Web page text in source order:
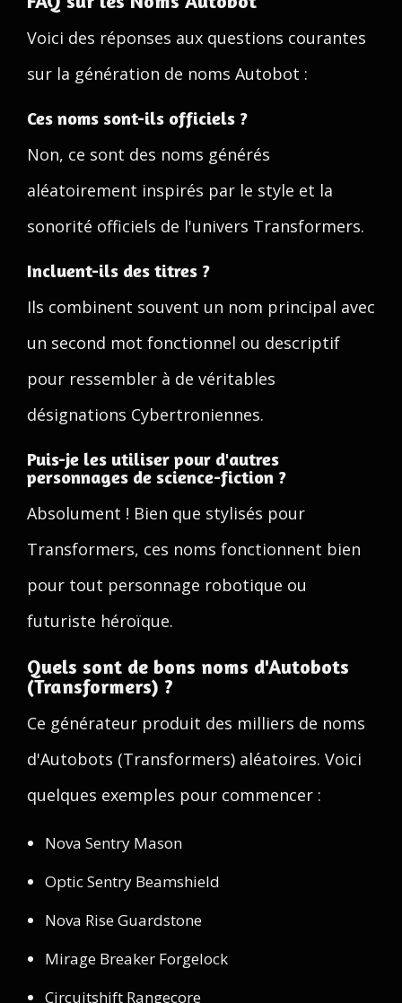
Voici des réponses aux questions courantes
sur la génération de noms Autobot :
Ces noms sont-ils officiels ?
Non, ce sont des noms générés
aléatoirement inspirés par le style et la
sonorité officiels de l'univers Transformers.
Incluent-ils des titres ?
Ils combinent souvent un nom principal avec
un second mot fonctionnel ou descriptif
pour ressembler à de véritables
désignations Cybertroniennes.
Puis-je les utiliser pour d'autres
personnages de science-fiction ?
Absolument ! Bien que stylisés pour
Transformers, ces noms fonctionnent bien
pour tout personnage robotique ou
futuriste héroïque.
Quels sont de bons noms d'Autobots
(Transformers) ?
Ce générateur produit des milliers de noms
d'Autobots (Transformers) aléatoires. Voici
quelques exemples pour commencer :
Nova Sentry Mason
Optic Sentry Beamshield
Nova Rise Guardstone
Mirage Breaker Forgelock
Circuitshift Rangecore